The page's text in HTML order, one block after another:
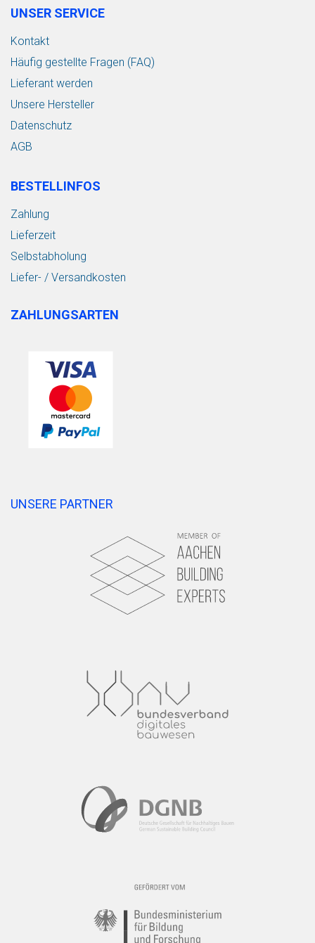
UNSER SERVICE
Kontakt
Häufig gestellte Fragen (FAQ)
Lieferant werden
Unsere Hersteller
Datenschutz
AGB
BESTELLINFOS
Zahlung
Lieferzeit
Selbstabholung
Liefer- / Versandkosten
ZAHLUNGSARTEN
UNSERE PARTNER